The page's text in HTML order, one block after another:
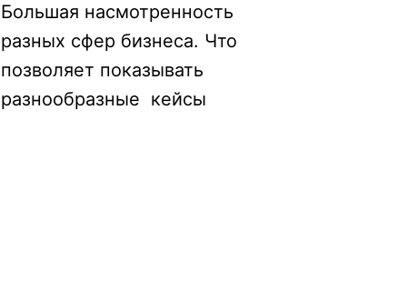
Большая насмотренность
разных сфер бизнеса. Что
позволяет показывать
разнообразные кейсы